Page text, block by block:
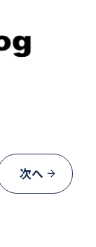
次へ